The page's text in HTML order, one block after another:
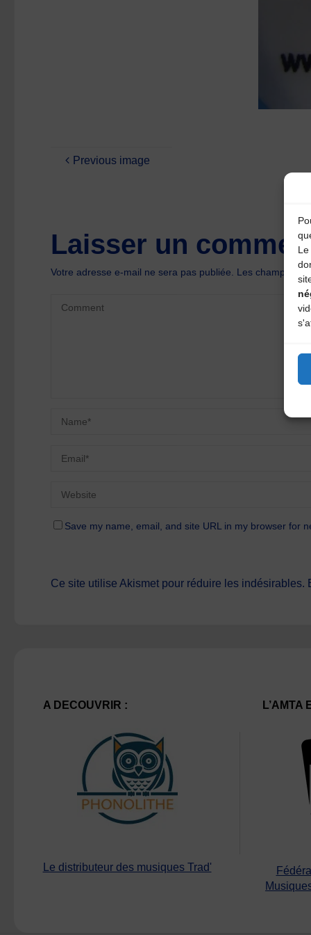
Previous image
Laisser un
Votre adresse e-mail ne sera pas publiée. Les champs
Save my name, email, and site URL in my browser for
Ce site utilise Akismet pour réduire les indésirables.
A DECOUVRIR :
Le distributeur des musiques Trad'
L’AMTA